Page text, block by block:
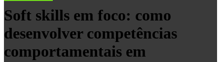
Soft skills em foco: como
desenvolver competências
comportamentais em